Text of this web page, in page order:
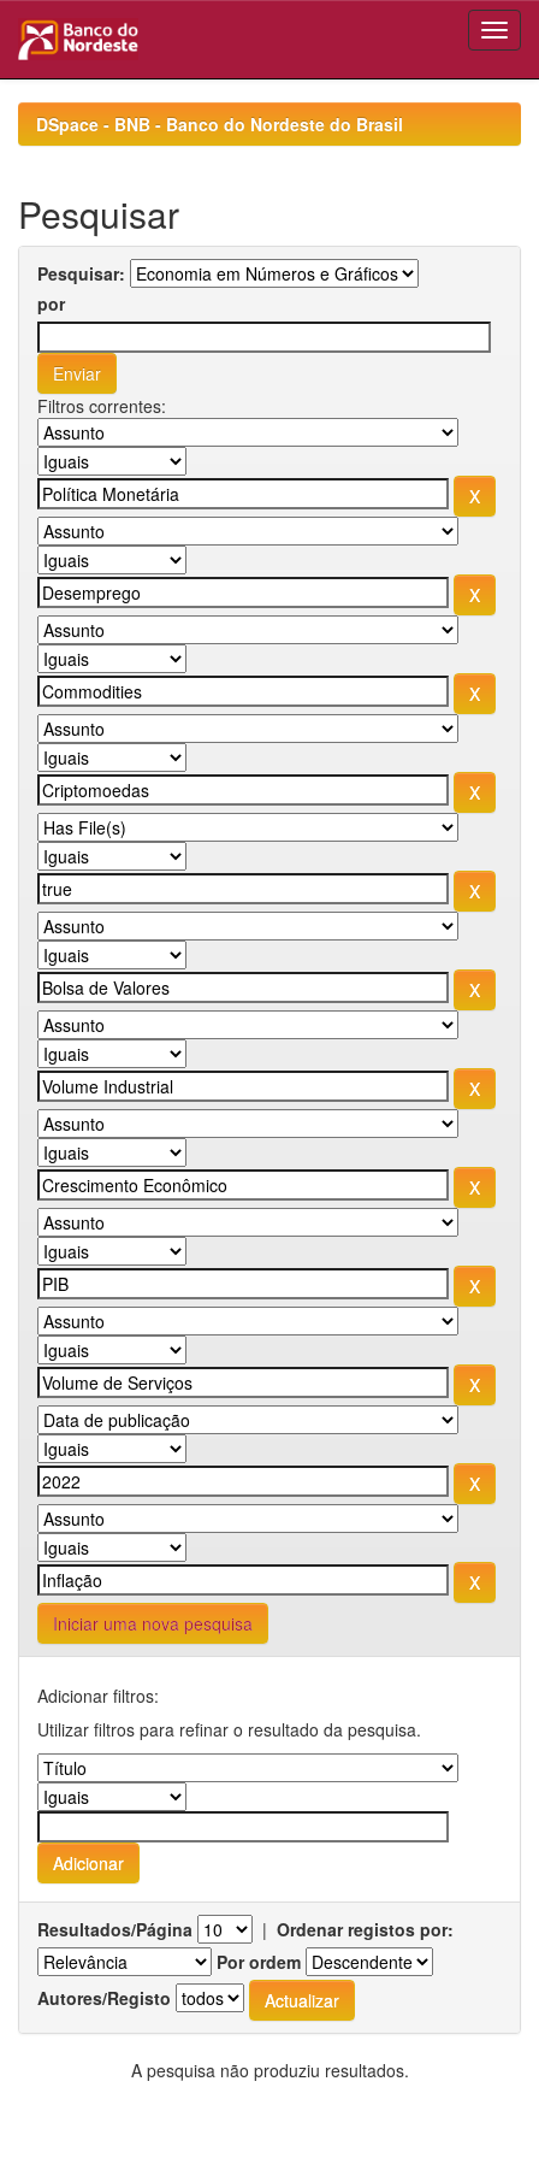
navigationDSpace - BNB - Banco do Nordeste do Brasil
Pesquisar
Pesquisar:
por
Filtros correntes:
Iniciar uma nova pesquisa
Adicionar filtros:
Utilizar filtros para refinar o resultado da pesquisa.
Resultados/Página | Ordenar registos por:
Por ordem
Autores/Registo
A pesquisa não produziu resultados.